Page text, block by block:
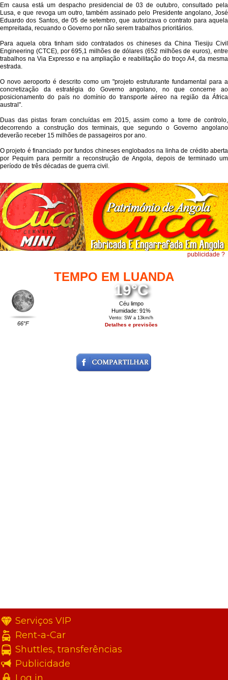
Em causa está um despacho presidencial de 03 de outubro, consultado pela
Lusa, e que revoga um outro, também assinado pelo Presidente angolano, José
Eduardo dos Santos, de 05 de setembro, que autorizava o contrato para aquela
empreitada, recuando o Governo por não serem trabalhos prioritários.
Para aquela obra tinham sido contratados os chineses da China Tiesiju Civil
Engineering (CTCE), por 695,1 milhões de dólares (652 milhões de euros), entre
trabalhos na Via Expresso e na ampliação e reabilitação do troço A4, da mesma
estrada.
O novo aeroporto é descrito como um "projeto estruturante fundamental para a
concretização da estratégia do Governo angolano, no que concerne ao
posicionamento do país no domínio do transporte aéreo na região da África
austral".
Duas das pistas foram concluídas em 2015, assim como a torre de controlo,
decorrendo a construção dos terminais, que segundo o Governo angolano
deverão receber 15 milhões de passageiros por ano.
O projeto é financiado por fundos chineses englobados na linha de crédito aberta
por Pequim para permitir a reconstrução de Angola, depois de terminado um
período de três décadas de guerra civil.
publicidade ?
TEMPO EM LUANDA
66°F
19°C
Céu limpo
Humidade: 91%
Vento: SW a 13km/h
Detalhes e previsões
Serviços VIP
Rent-a-Car
Shuttles, transferências
Publicidade